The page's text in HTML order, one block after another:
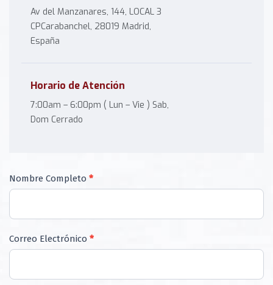
Av del Manzanares, 144, LOCAL 3
CPCarabanchel, 28019 Madrid,
España
Horario de Atención
7:00am – 6:00pm ( Lun – Vie ) Sab,
Dom Cerrado
Contacto
Nombre Completo *
Correo Electrónico *